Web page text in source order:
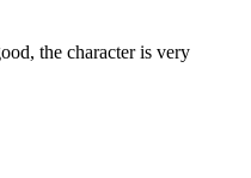
the character is very